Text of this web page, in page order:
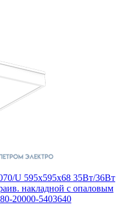
U 595х595х68 35Вт/36Вт
накладной с опаловым
20000-5403640